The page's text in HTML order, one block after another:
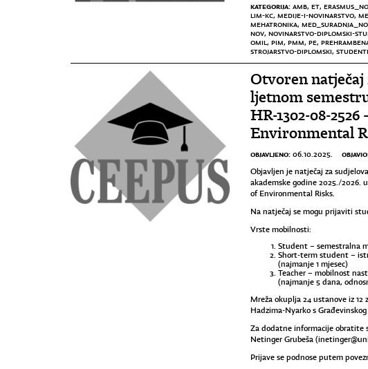
KATEGORIJA: AMB, ET,
LIM-KC, MEDIJE-I-NOVINARSTVO,
MEHATRONIKA,
NOV, NOVINARSTVO-DIPLOMSKI-
OMIL, PIM, PMM, PE,
STROJARSTVO-DIPLOMSKI,
Otvoren natječaj
ljetnom
HR-1302-08-
Environmental
OBJAVLJENO: 06.10.2025.
Objavljen je natječaj za
akademske godine 2025./2026.
of Environmental Risks.
Na natječaj se mogu prijaviti
Vrste mobilnosti:
Student – semestralna
Short-term student –
(najmanje 1 mjesec)
Teacher – mobilnost
(najmanje 5 dana,
Mreža okuplja 24 ustanove iz
Hadzima-Nyarko s
Za dodatne informacije obratite
Netinger Grubeša (
Prijave se podnose putem